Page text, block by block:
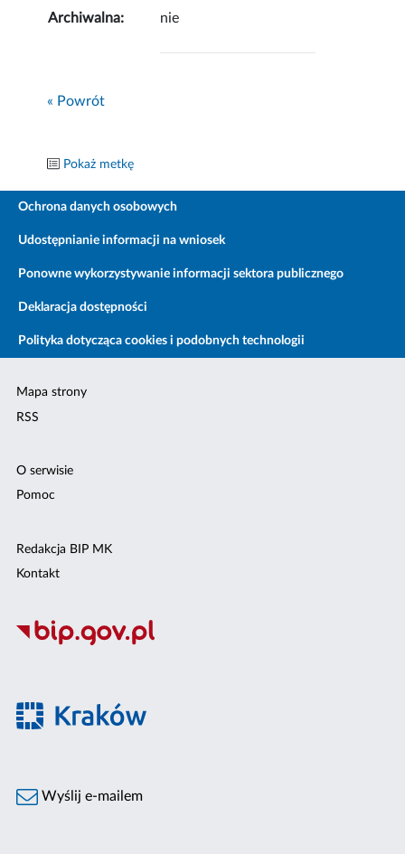
Archiwalna:
nie
« Powrót
Pokaż metkę
Ochrona danych osobowych
Udostępnianie informacji na wniosek
Ponowne wykorzystywanie informacji sektora publicznego
Deklaracja dostępności
Polityka dotycząca cookies i podobnych technologii
Mapa strony
RSS
O serwisie
Pomoc
Redakcja BIP MK
Kontakt
Wyślij e-mailem